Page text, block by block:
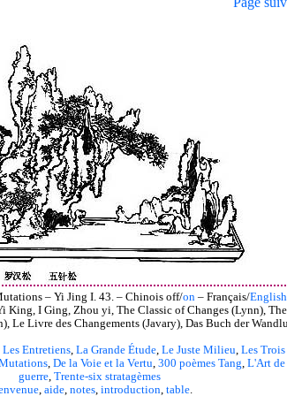
– Yi Jing I. 43. – Chinois off/on– Français/English
King, I Ging, Zhou yi, The Classic of Changes (Lynn), The
Le Livre des Changements (Javary), Das Buch der
Les Entretiens, La Grande Étude, Le Juste Milieu, Les Trois
, De la Voie et la Vertu, 300 poèmes Tang, L'Art de
guerre, Trente-six stratagèmes
, aide, notes, introduction, table.